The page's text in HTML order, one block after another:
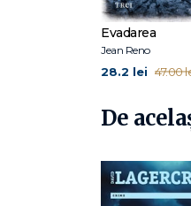
Lagercrantz,
psihologică și
împing pe cititor
DAVID
Pandora M în
Zlatan
Evadarea
Jean Reno
28.2 lei 47.00
De